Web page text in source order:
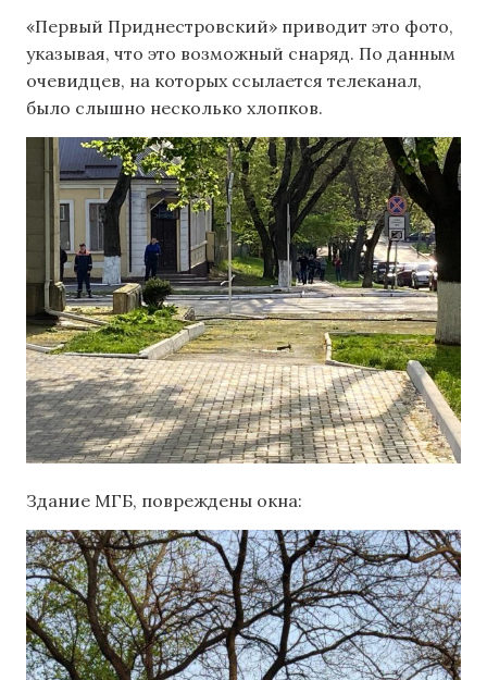
«Первый Приднестровский» приводит это фото,
указывая, что это возможный снаряд. По данным
очевидцев, на которых ссылается телеканал,
было слышно несколько хлопков.
Здание МГБ, повреждены окна: